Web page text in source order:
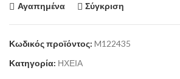
Αγαπημένα Σύγκριση
Κωδικός προϊόντος: M122435
Κατηγορία: ΗΧΕΙΑ